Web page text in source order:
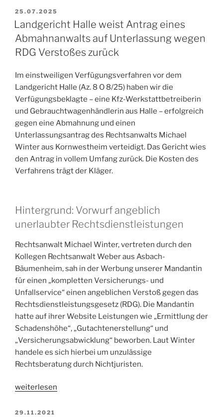
Berufsverband
faktisch
ein
Monopol
ist“
VERÖFFENTLICHT
AM
25.07.2025
Landgericht Halle weist Antrag eines
Abmahnanwalts auf Unterlassung wegen
RDG Verstoßes zurück
Im einstweiligen Verfügungsverfahren vor dem
Landgericht Halle (Az. 8 O 8/25) haben wir die
Verfügungsbeklagte – eine Kfz-Werkstattbetreiberin
und Gebrauchtwagenhändlerin aus Halle – erfolgreich
gegen eine Abmahnung und einen
Unterlassungsantrag des Rechtsanwalts Michael
Winter aus Kornwestheim verteidigt. Das Gericht wies
den Antrag in vollem Umfang zurück. Die Kosten des
Verfahrens trägt der Kläger.
Hintergrund: Vorwurf angeblich
unerlaubter Rechtsdienstleistungen
Rechtsanwalt Michael Winter, vertreten durch den
Kollegen Rechtsanwalt Weber aus Asbach-
Bäumenheim, sah in der Werbung unserer Mandantin
für einen „kompletten Versicherungs- und
Unfallservice“ einen angeblichen Verstoß gegen das
Rechtsdienstleistungsgesetz (RDG). Die Mandantin
hatte auf ihrer Website Leistungen wie „Ermittlung der
Schadenshöhe“, „Gutachtenerstellung“ und
„Versicherungsabwicklung“ beworben. Laut Winter
handele es sich hierbei um unzulässige
Rechtsberatung durch Nichtjuristen.
„Landgericht
weist
weiterlesen
VERÖFFENTLICHT
29.11.2021